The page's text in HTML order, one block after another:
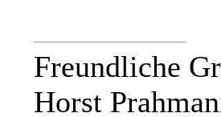
Freundliche
Horst